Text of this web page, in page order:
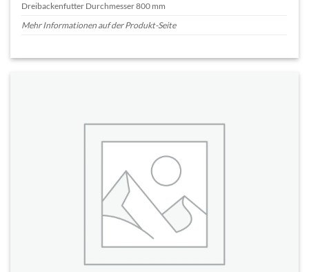
Dreibackenfutter Durchmesser 800 mm
Mehr Informationen auf der Produkt-Seite